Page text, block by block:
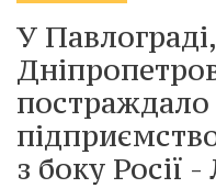
У
з боку Росії